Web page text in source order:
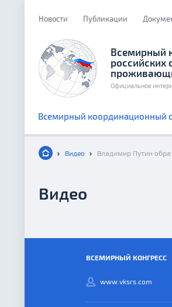
Новости Публикации
Всемирный
российских
Официальное
Всемирный координационный
Видео
Видео
ВСЕМИРНЫЙ КОНГРЕСС
www.vksrs.com